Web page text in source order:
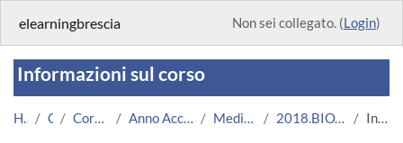
elearningbrescia Non sei collegato. (Login)
Informazioni sul corso
Home Corsi Corsi Istituzionali Anno Accademico 2017/2018 Medicina e Chirurgia 2018.BIOTEC.A000587-11658 Introduzione